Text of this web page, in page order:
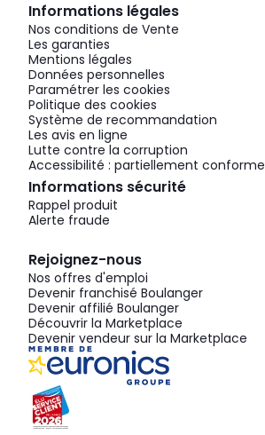
Informations légales
Nos conditions de Vente
Les garanties
Mentions légales
Données personnelles
Paramétrer les cookies
Politique des cookies
Système de recommandation
Les avis en ligne
Lutte contre la corruption
Accessibilité : partiellement conforme
Informations sécurité
Rappel produit
Alerte fraude
Rejoignez-nous
Nos offres d'emploi
Devenir franchisé Boulanger
Devenir affilié Boulanger
Découvrir la Marketplace
Devenir vendeur sur la Marketplace